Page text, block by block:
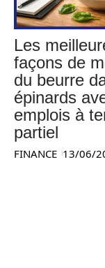
Les
façons de
du beurre
épinards
emplois à
partiel
FINANCE 13/06/